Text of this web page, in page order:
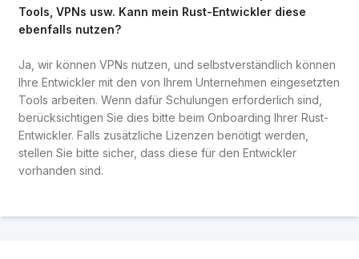
Tools, VPNs usw. Kann mein Rust-Entwickler diese
ebenfalls nutzen?
Ja, wir können VPNs nutzen, und selbstverständlich können
Ihre Entwickler mit den von Ihrem Unternehmen eingesetzten
Tools arbeiten. Wenn dafür Schulungen erforderlich sind,
berücksichtigen Sie dies bitte beim Onboarding Ihrer Rust-
Entwickler. Falls zusätzliche Lizenzen benötigt werden,
stellen Sie bitte sicher, dass diese für den Entwickler
vorhanden sind.